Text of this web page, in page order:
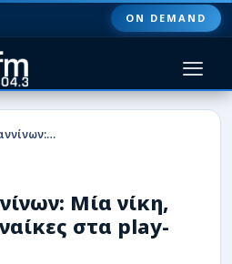
ON DEMAND
Ηρακλής Ιωαννίνων: Μία νίκη, μία ήττα οι γυναίκες στα play-offs
Μία νίκη,
στα play-